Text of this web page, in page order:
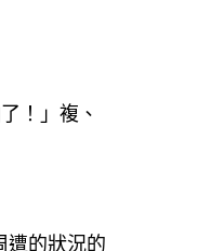
！」複、
遭的狀況的